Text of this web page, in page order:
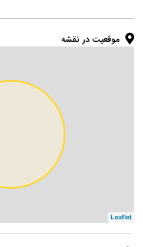
موقعیت در نقشه
Leaflet